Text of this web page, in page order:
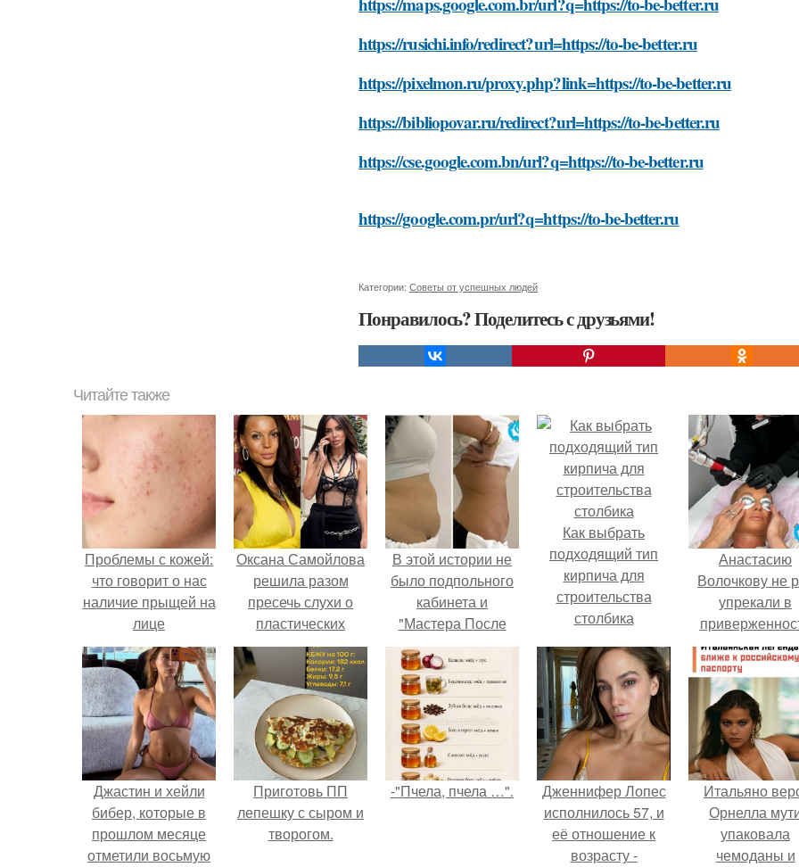
https://rusichi.info/redirect?url=https://to-be-better.ru
https://pixelmon.ru/proxy.php?link=https://to-be-better.ru
https://bibliopovar.ru/redirect?url=https://to-be-better.ru
https://cse.google.com.bn/url?q=https://to-be-better.ru
https://google.com.pr/url?q=https://to-be-better.ru
Категории: Советы от успешных людей
Понравилось? Поделитесь с друзьями!
Читайте также
Проблемы с кожей:
что говорит о нас
наличие прыщей на
лице
Оксана Самойлова
решила разом
пресечь слухи о
пластических
операциях и
публично
прояснила
ситуацию.
В этой истории не
было подпольного
кабинета и
"Мастера После
Двухнедельных
Курсов".
Как выбрать
подходящий тип
кирпича для
строительства
столбика
Анастасию
Волочкову не
упрекали в
устаревшим
процедурам.
Джастин и хейли
бибер, которые в
прошлом месяце
отметили восьмую
Приготовь ПП
лепешку с сыром и
творогом.
-"Пчела, пчела …".
Дженнифер Лопес
исполнилось 57, и
её отношение к
возрасту -
Итальяно
Орнелла
упаковала
чемоданы и